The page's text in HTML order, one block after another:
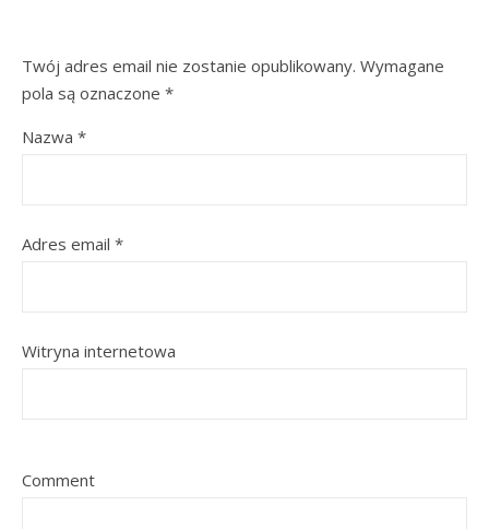
Twój adres email nie zostanie opublikowany. Wymagane
pola są oznaczone *
Nazwa *
Adres email *
Witryna internetowa
Comment